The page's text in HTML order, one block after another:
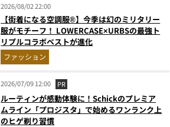
2026/08/02 22:00
【街着になる空調服®】今季は幻のミリタリー
服がモチーフ！ LOWERCASE×URBSの最強ト
リプルコラボベストが進化
ファッション
2026/07/09 12:00 PR
ルーティンが感動体験に！Schickのプレミア
ムライン「プロジスタ」で始めるワンランク上
のヒゲ剃り習慣